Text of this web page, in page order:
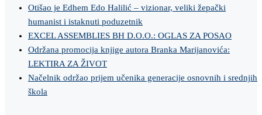
Otišao je Edhem Edo Halilić – vizionar, veliki žepački
humanist i istaknuti poduzetnik
EXCEL ASSEMBLIES BH D.O.O.: OGLAS ZA POSAO
Održana promocija knjige autora Branka Marijanovića:
LEKTIRA ZA ŽIVOT
Načelnik održao prijem učenika generacije osnovnih i srednjih
škola